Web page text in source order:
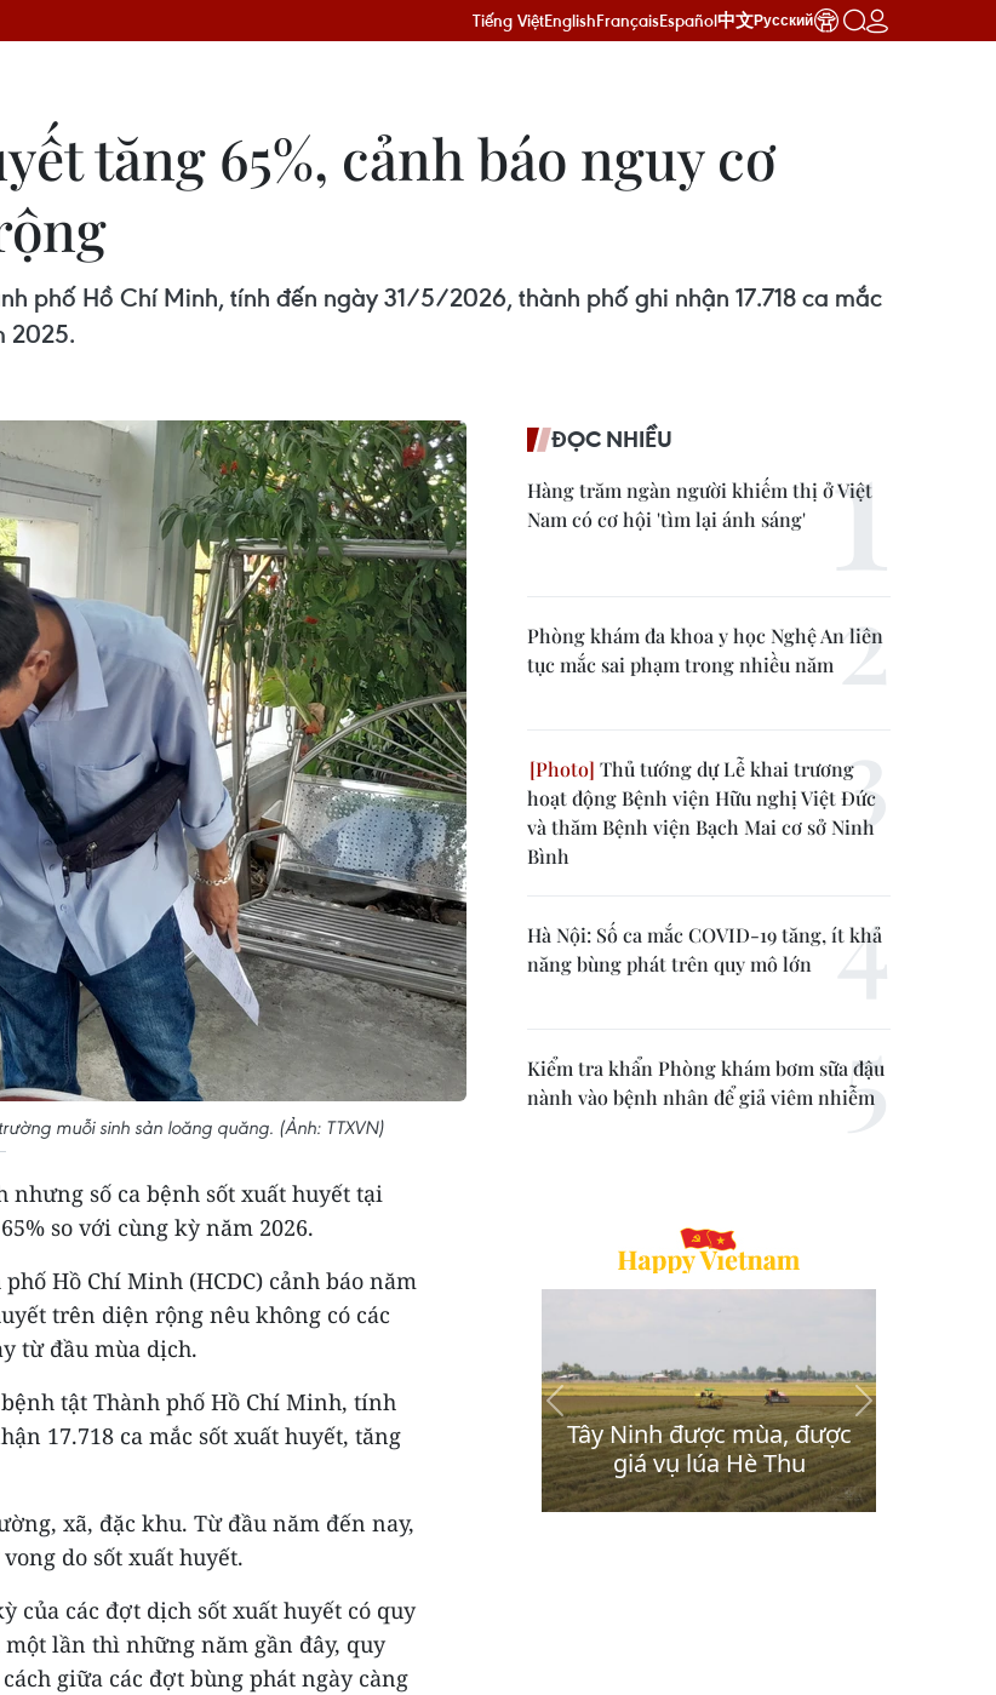
Tiếng ViệtEnglishFrançaisEspañol中文Русский
tăng 65%, cảnh báo nguy cơ
phố Hồ Chí Minh, tính đến ngày 31/5/2026, thành phố ghi nhận 17.718 ca mắc
2025.
muỗi sinh sản loăng quăng. (Ảnh: TTXVN)
nhưng số ca bệnh sốt xuất huyết tại
so với cùng kỳ năm 2026.
Hồ Chí Minh (HCDC) cảnh báo năm
trên diện rộng nêu không có các
từ đầu mùa dịch.
tật Thành phố Hồ Chí Minh, tính
17.718 ca mắc sốt xuất huyết, tăng
xã, đặc khu. Từ đầu năm đến nay,
do sốt xuất huyết.
của các đợt dịch sốt xuất huyết có quy
lần thì những năm gần đây, quy
giữa các đợt bùng phát ngày càng
ĐỌC NHIỀU
Hàng trăm ngàn người khiếm thị ở Việt
Nam có cơ hội 'tìm lại ánh sáng'
Phòng khám đa khoa y học Nghệ An liên
tục mắc sai phạm trong nhiều năm
Thủ tướng dự Lễ khai trương
hoạt động Bệnh viện Hữu nghị Việt Đức
và thăm Bệnh viện Bạch Mai cơ sở Ninh
Bình
Hà Nội: Số ca mắc COVID-19 tăng, ít khả
năng bùng phát trên quy mô lớn
Kiểm tra khẩn Phòng khám bơm sữa đậu
nành vào bệnh nhân để giả viêm nhiễm